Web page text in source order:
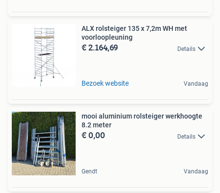
ALX rolsteiger 135 x 7,2m WH met
voorloopleuning
€ 2.164,69 Details
Bezoek website Vandaag
mooi aluminium rolsteiger werkhoogte
8.2 meter
€ 0,00 Details
Gendt Vandaag